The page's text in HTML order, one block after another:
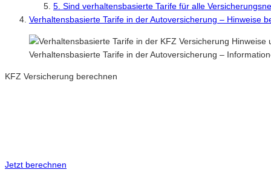
5. Sind verhaltensbasierte Tarife für alle
Verhaltensbasierte Tarife in der Autoversicherung – Hinweise
Verhaltensbasierte Tarife in der Autoversicherung –
KFZ Versicherung berechnen
Jetzt berechnen